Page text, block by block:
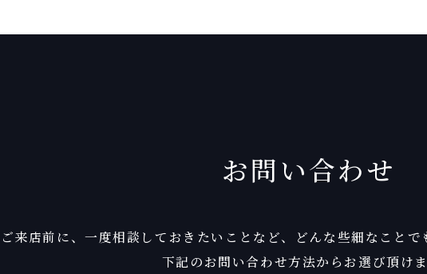
お問い合わせ
ご来店前に、一度相談しておきたいことなど、
どんな些細なことで
下記のお問い合わせ方法からお選び頂けま